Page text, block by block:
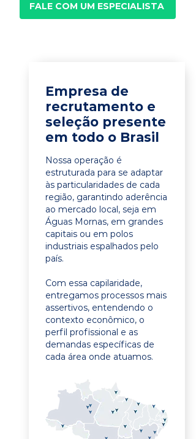
FALE COM UM ESPECIALISTA
Empresa de
recrutamento e
seleção presente
em todo o Brasil
Nossa operação é
estruturada para se adaptar
às particularidades de cada
região, garantindo aderência
ao mercado local, seja em
Águas Mornas, em grandes
capitais ou em polos
industriais espalhados pelo
país.
Com essa capilaridade,
entregamos processos mais
assertivos, entendendo o
contexto econômico, o
perfil profissional e as
demandas específicas de
cada área onde atuamos.